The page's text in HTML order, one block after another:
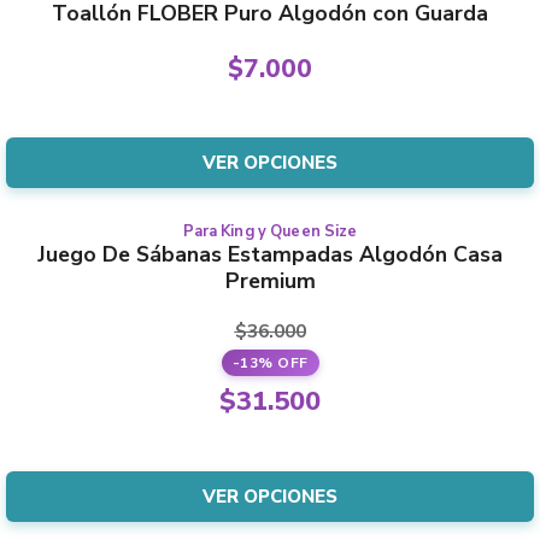
the
page
Toallón FLOBER Puro Algodón con Guarda
$7.000
VER OPCIONES
product
has
multiple
The
options
be
chosen
on
the
product
page
Para King y Queen Size
Juego De Sábanas Estampadas Algodón Casa
Premium
$36.000
-13% OFF
Original
price
$36.000.
$31.500
price
is:
$31.500.
VER OPCIONES
This
product
has
multiple
variants.
The
options
be
chosen